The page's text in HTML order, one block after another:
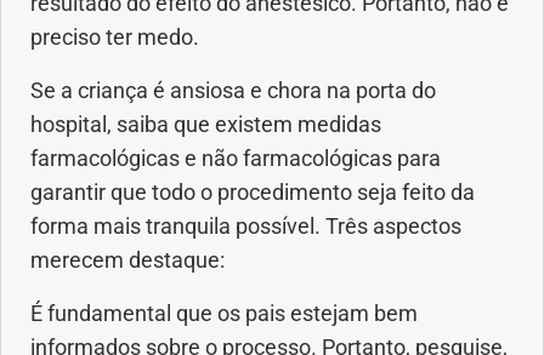
preciso ter medo.
Se a criança é ansiosa e chora na porta do
hospital, saiba que existem medidas
farmacológicas e não farmacológicas para
garantir que todo o procedimento seja feito da
forma mais tranquila possível. Três aspectos
merecem destaque:
É fundamental que os pais estejam bem
informados sobre o processo. Portanto, pesquise,